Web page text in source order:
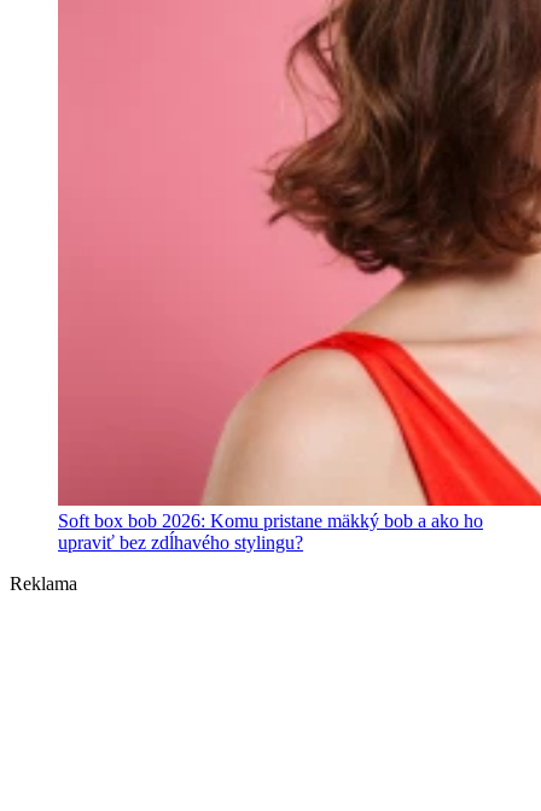
Soft box bob 2026: Komu pristane mäkký bob a ako ho
upraviť bez zdĺhavého stylingu?
Reklama